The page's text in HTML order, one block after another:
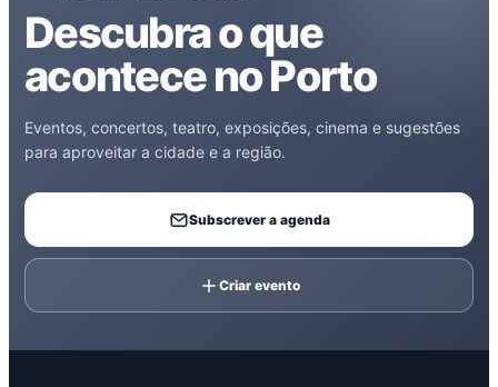
Descubra o que
acontece no Porto
Eventos, concertos, teatro, exposições, cinema e sugestões
para aproveitar a cidade e a região.
Subscrever a agenda
Criar evento